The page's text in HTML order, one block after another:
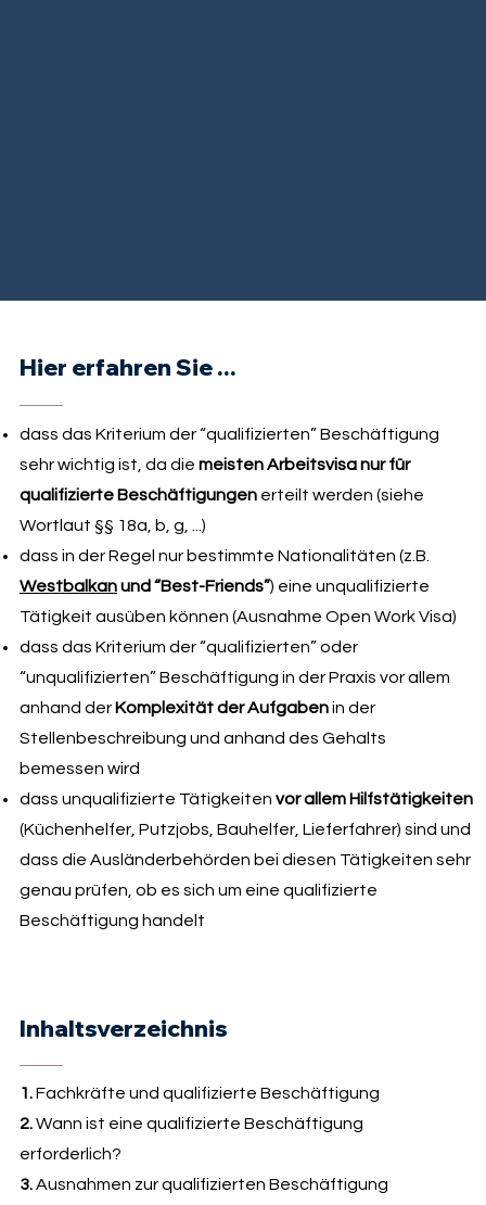
Hier erfahren Sie ...
dass das Kriterium der “qualifizierten” Beschäftigung
sehr wichtig ist, da die meisten Arbeitsvisa nur für
qualifizierte Beschäftigungenerteilt werden (siehe
Wortlaut §§ 18a, b, g, ...)
dass in der Regel nur bestimmte Nationalitäten (z.B.
Westbalkanund “Best-Friends”) eine unqualifizierte
Tätigkeit ausüben können (Ausnahme Open Work Visa)
dass das Kriterium der “qualifizierten” oder
“unqualifizierten” Beschäftigung in der Praxis vor allem
anhand der Komplexität der Aufgabenin der
Stellenbeschreibung und anhand des Gehalts
bemessen wird
dass unqualifizierte Tätigkeiten vor allem Hilfstätigkeiten
(Küchenhelfer, Putzjobs, Bauhelfer, Lieferfahrer) sind und
dass die Ausländerbehörden bei diesen Tätigkeiten sehr
genau prüfen, ob es sich um eine qualifizierte
Beschäftigung handelt
Inhaltsverzeichnis
1.Fachkräfte und qualifizierte Beschäftigung
2.Wann ist eine qualifizierte Beschäftigung
erforderlich?
3.Ausnahmen zur qualifizierten Beschäftigung